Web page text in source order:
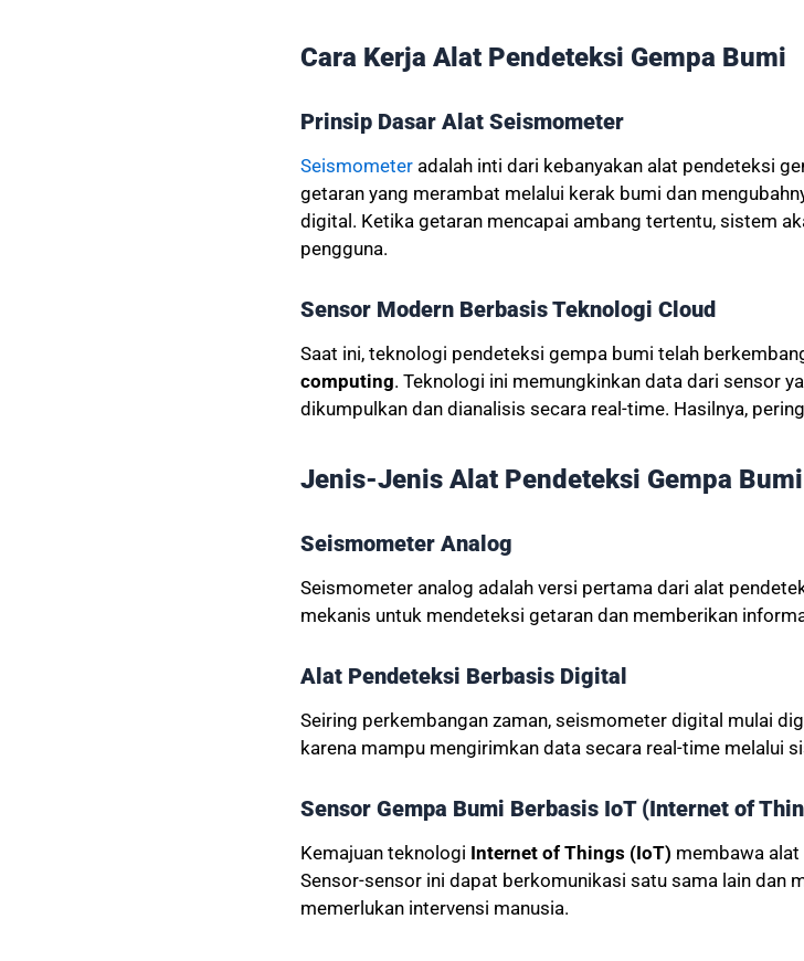
Cara Kerja Alat Pendeteksi Gempa Bumi
Prinsip Dasar Alat Seismometer
Seismometer adalah inti dari kebanyakan alat pendeteksi
getaran yang merambat melalui kerak bumi dan
digital. Ketika getaran mencapai ambang tertentu, sistem
pengguna.
Sensor Modern Berbasis Teknologi Cloud
Saat ini, teknologi pendeteksi gempa bumi telah
computing. Teknologi ini memungkinkan data dari sensor
dikumpulkan dan dianalisis secara real-time. Hasilnya,
Jenis-Jenis Alat Pendeteksi Gempa Bumi
Seismometer Analog
Seismometer analog adalah versi pertama dari alat
mekanis untuk mendeteksi getaran dan memberikan
Alat Pendeteksi Berbasis Digital
Seiring perkembangan zaman, seismometer digital mulai
karena mampu mengirimkan data secara real-time melalui
Sensor Gempa Bumi Berbasis IoT (Internet of
Kemajuan teknologi Internet of Things (IoT) membawa
Sensor-sensor ini dapat berkomunikasi satu sama lain dan
memerlukan intervensi manusia.